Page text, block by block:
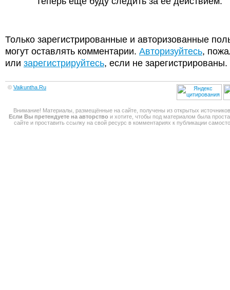
Только зарегистрированные и авторизованные
могут оставлять комментарии. Авторизуйтесь,
или зарегистрируйтесь, если не зарегистрированы.
© Vaikuntha.Ru
Внимание! Материалы, размещённые на сайте, получены из открытых
Если Вы претендуете на авторство и хотите, чтобы под материалом была
сайте и проставить ссылку на свой ресурс в комментариях к публикации